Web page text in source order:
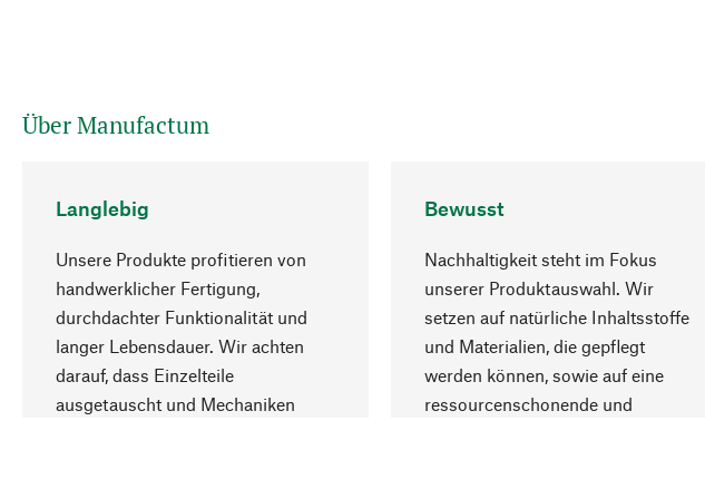
Über Manufactum
Langlebig
Unsere Produkte profitieren von
handwerklicher Fertigung,
durchdachter Funktionalität und
langer Lebensdauer. Wir achten
darauf, dass Einzelteile
ausgetauscht und Mechaniken
Bewusst
Nachhaltigkeit steht im Fokus
unserer Produktauswahl. Wir
setzen auf natürliche Inhaltsstoffe
und Materialien, die gepflegt
werden können, sowie auf eine
ressourcenschonende und